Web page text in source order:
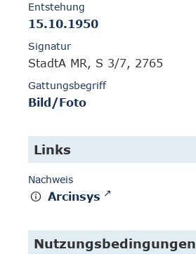
Entstehung
15.10.1950
Signatur
StadtA MR, S 3/7, 2765
Gattungsbegriff
Bild/Foto
Links
Nachweis
Arcinsys
Nutzungsbedingungen